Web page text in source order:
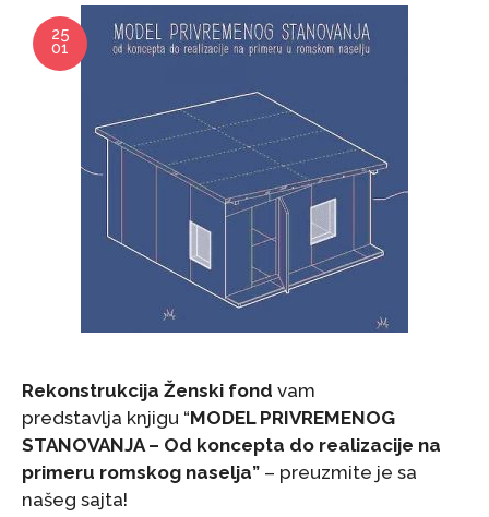
25
01
Rekonstrukcija Ženski fond vam
predstavlja knjigu “MODEL PRIVREMENOG
STANOVANJA – Od koncepta do realizacije na
primeru romskog naselja” – preuzmite je sa
našeg sajta!